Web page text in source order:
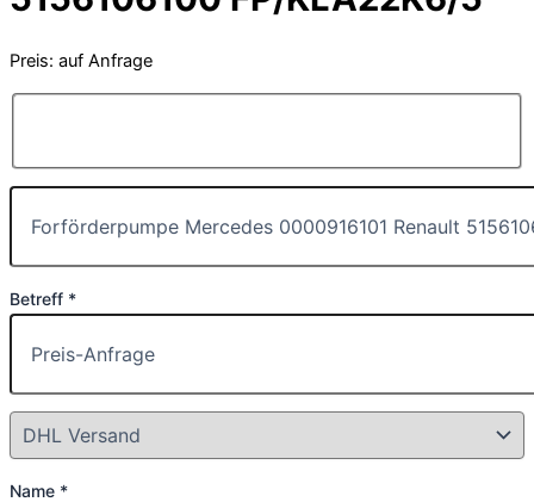
Preis: auf Anfrage
Betreff *
Name *